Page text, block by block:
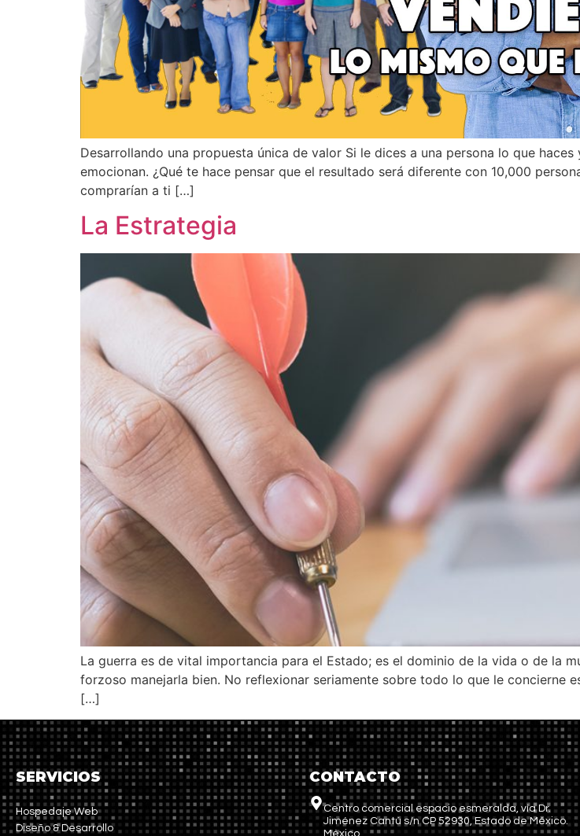
Desarrollando una propuesta única de valor Si le dices a una persona lo que
emocionan. ¿Qué te hace pensar que el resultado será diferente con 10,000
comprarían a ti […]
La Estrategia
La guerra es de vital importancia para el Estado; es el dominio de la vida o de la
forzoso manejarla bien. No reflexionar seriamente sobre todo lo que le concierne
[…]
SERVICIOS
Hospedaje Web
Diseño & Desarrollo
CONTACTO
Centro comercial espacio esmeralda, vía Dr.
Jiménez Cantú s/n CP 52930, Estado de México.
México